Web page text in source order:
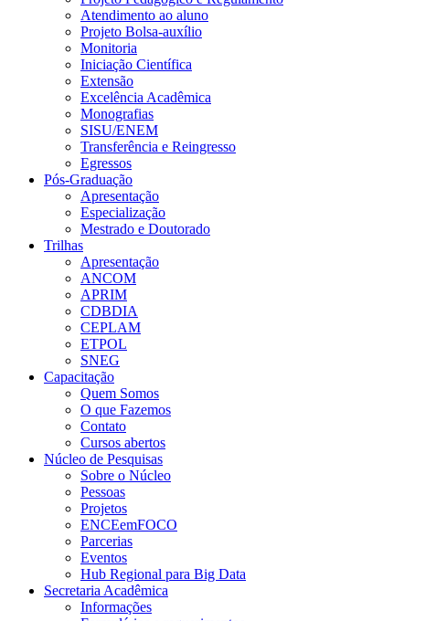
Atendimento ao aluno
Projeto Bolsa-auxílio
Monitoria
Iniciação Científica
Extensão
Excelência Acadêmica
Monografias
SISU/ENEM
Transferência e Reingresso
Egressos
Pós-Graduação
Apresentação
Especialização
Mestrado e Doutorado
Trilhas
Apresentação
ANCOM
APRIM
CDBDIA
CEPLAM
ETPOL
SNEG
Capacitação
Quem Somos
O que Fazemos
Contato
Cursos abertos
Núcleo de Pesquisas
Sobre o Núcleo
Pessoas
Projetos
ENCEemFOCO
Parcerias
Eventos
Hub Regional para Big Data
Secretaria Acadêmica
Informações